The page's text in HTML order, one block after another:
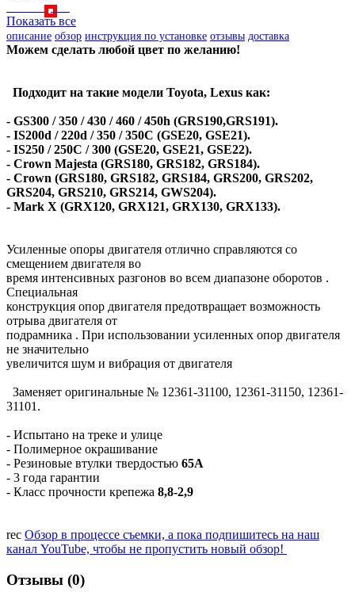
Показать все
описание обзор инструкция по установке отзывы доставка
Можем сделать любой цвет по желанию!
Подходит на такие модели Toyota, Lexus как:
- GS300 / 350 / 430 / 460 / 450h (GRS190,GRS191).
- IS200d / 220d / 350 / 350C (GSE20, GSE21).
- IS250 / 250C / 300 (GSE20, GSE21, GSE22).
- Crown Majesta (GRS180, GRS182, GRS184).
- Crown (GRS180, GRS182, GRS184, GRS200, GRS202,
GRS204, GRS210, GRS214, GWS204).
- Mark X (GRX120, GRX121, GRX130, GRX133).
Усиленные опоры двигателя отлично справляются со
смещением двигателя во
время интенсивных разгонов во всем диапазоне оборотов .
Специальная
конструкция опор двигателя предотвращает возможность
отрыва двигателя от
подрамника . При использовании усиленных опор двигателя
не значительно
увеличится шум и вибрация от двигателя
Заменяет оригинальные № 12361-31100, 12361-31150, 12361-
31101.
- Испытано на треке и улице
- Полимерное окрашивание
- Резиновые втулки твердостью 65А
- 3 года гарантии
- Класс прочности крепежа 8,8-2,9
rec Обзор в процессе съемки, а пока подпишитесь на наш
канал YouTube, чтобы не пропустить новый обзор!
Отзывы (0)